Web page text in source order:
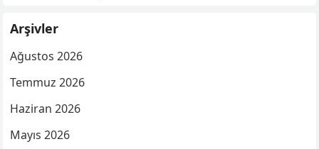
Arşivler
Ağustos 2026
Temmuz 2026
Haziran 2026
Mayıs 2026